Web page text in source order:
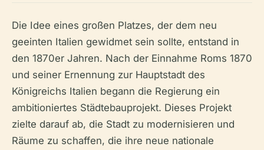
Die Idee eines großen Platzes, der dem neu
geeinten Italien gewidmet sein sollte, entstand in
den 1870er Jahren. Nach der Einnahme Roms 1870
und seiner Ernennung zur Hauptstadt des
Königreichs Italien begann die Regierung ein
ambitioniertes Städtebauprojekt. Dieses Projekt
zielte darauf ab, die Stadt zu modernisieren und
Räume zu schaffen, die ihre neue nationale